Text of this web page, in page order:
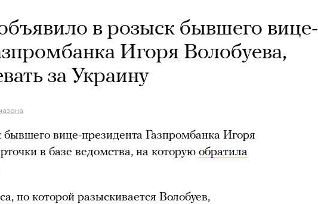
в розыск бывшего вице-
Игоря Волобуева,
за Украину
вице-президента Газпромбанка Игоря
в базе ведомства, на которую обратила
по которой разыскивается Волобуев,